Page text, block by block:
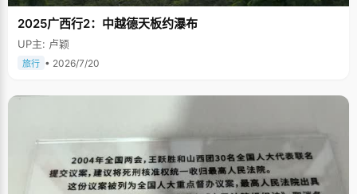
2025广西行2：中越德天板约瀑布
UP主: 卢颖
旅行 • 2026/7/20